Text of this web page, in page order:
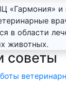
«Гармония» и
в области
животных.
советы